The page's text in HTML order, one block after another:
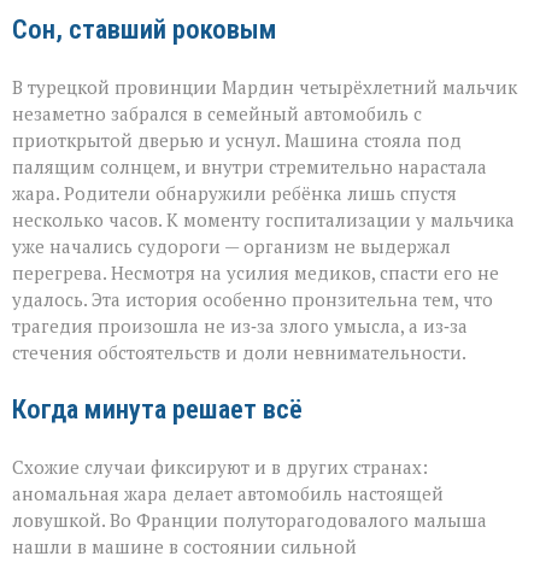
Сон, ставший роковым
В турецкой провинции Мардин четырёхлетний мальчик
незаметно забрался в семейный автомобиль с
приоткрытой дверью и уснул. Машина стояла под
палящим солнцем, и внутри стремительно нарастала
жара. Родители обнаружили ребёнка лишь спустя
несколько часов. К моменту госпитализации у мальчика
уже начались судороги — организм не выдержал
перегрева. Несмотря на усилия медиков, спасти его не
удалось. Эта история особенно пронзительна тем, что
трагедия произошла не из‑за злого умысла, а из‑за
стечения обстоятельств и доли невнимательности.
Когда минута решает всё
Схожие случаи фиксируют и в других странах:
аномальная жара делает автомобиль настоящей
ловушкой. Во Франции полуторагодовалого малыша
нашли в машине в состоянии сильной